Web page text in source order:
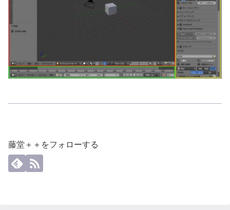
藤堂＋＋をフォローする